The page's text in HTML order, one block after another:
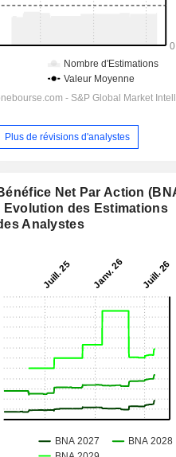
Plus de révisions d'analystes
Net Par Action
Evolution des Estimations
Analystes